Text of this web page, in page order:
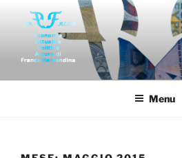
contenuto
FAR-FALLA
Economia politica attualità di franco
Menu